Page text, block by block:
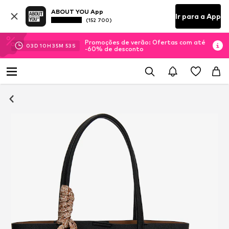
ABOUT YOU App
(152 700) Ir para a App
03D 10H 35M 53 S
Promoções de verão: Ofertas com até
-60% de desconto